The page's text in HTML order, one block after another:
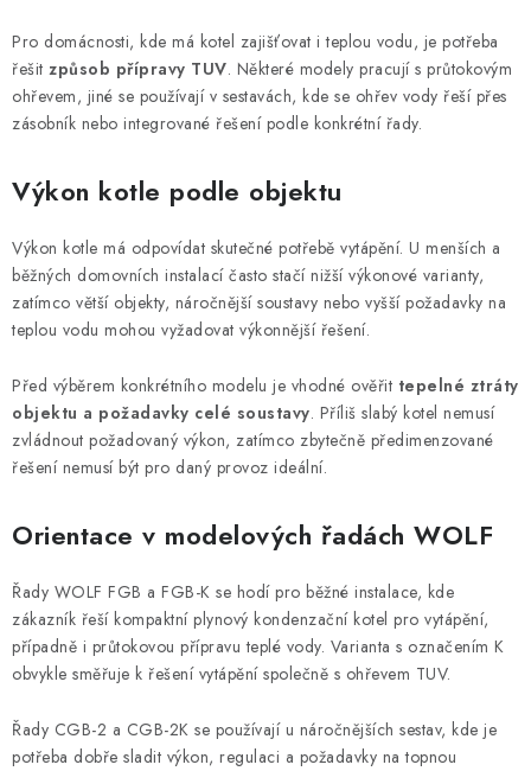
Pro domácnosti, kde má kotel zajišťovat i teplou vodu, je potřeba
řešit způsob přípravy TUV. Některé modely pracují s průtokovým
ohřevem, jiné se používají v sestavách, kde se ohřev vody řeší přes
zásobník nebo integrované řešení podle konkrétní řady.
Výkon kotle podle objektu
Výkon kotle má odpovídat skutečné potřebě vytápění. U menších a
běžných domovních instalací často stačí nižší výkonové varianty,
zatímco větší objekty, náročnější soustavy nebo vyšší požadavky na
teplou vodu mohou vyžadovat výkonnější řešení.
Před výběrem konkrétního modelu je vhodné ověřit tepelné ztráty
objektu a požadavky celé soustavy. Příliš slabý kotel nemusí
zvládnout požadovaný výkon, zatímco zbytečně předimenzované
řešení nemusí být pro daný provoz ideální.
Orientace v modelových řadách WOLF
Řady WOLF FGB a FGB-K se hodí pro běžné instalace, kde
zákazník řeší kompaktní plynový kondenzační kotel pro vytápění,
případně i průtokovou přípravu teplé vody. Varianta s označením K
obvykle směřuje k řešení vytápění společně s ohřevem TUV.
Řady CGB-2 a CGB-2K se používají u náročnějších sestav, kde je
potřeba dobře sladit výkon, regulaci a požadavky na topnou